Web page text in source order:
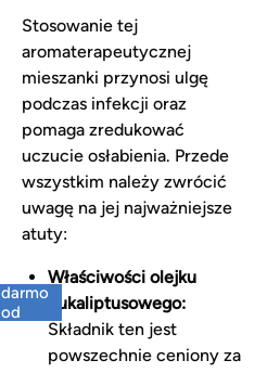
darmo
od
Stosowanie tej
aromaterapeutycznej
mieszanki przynosi ulgę
podczas infekcji oraz
pomaga zredukować
uczucie osłabienia. Przede
wszystkim należy zwrócić
uwagę na jej najważniejsze
atuty:
Właściwości olejku
eukaliptusowego:
Składnik ten jest
powszechnie ceniony za